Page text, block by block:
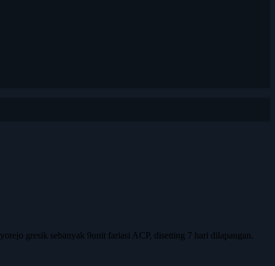
gresik sebanyak 9unit fariasi ACP, disetting 7 hari dilapangan.